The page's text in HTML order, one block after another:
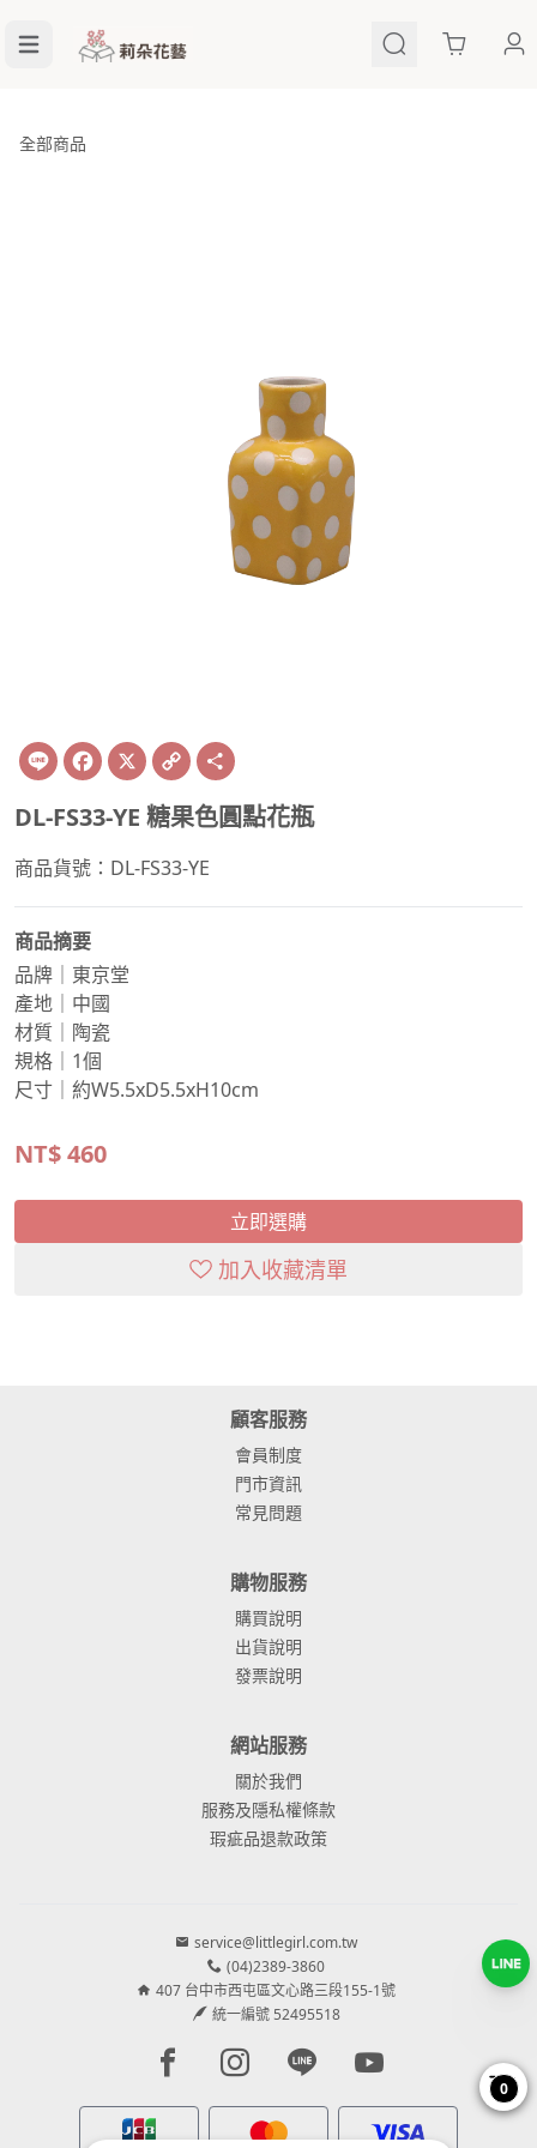
Cart
全部商品
Line Facebook
X Copy
Link
DL-FS33-YE 糖果色圓點花瓶
商品貨號：DL-FS33-YE
商品摘要
品牌｜東京堂
產地｜中國
材質｜陶瓷
規格｜1個
尺寸｜約W5.5xD5.5xH10cm
NT$460
立即選購
加入收藏清單
顧客服務
會員制度
門市資訊
常見問題
購物服務
購買說明
出貨說明
發票說明
網站服務
關於我們
服務及隱私權條款
瑕疵品退款政策
service@littlegirl.com.tw
(04)2389-3860
407 台中市西屯區文心路三段155-1號
統一編號 52495518
Facebook page
Instagram page
Line pageYoutube page
0